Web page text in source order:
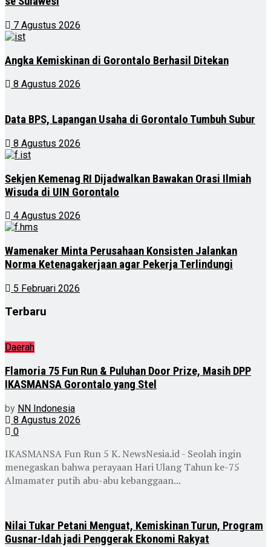
7 Agustus 2026
Angka Kemiskinan di Gorontalo Berhasil Ditekan
8 Agustus 2026
Data BPS, Lapangan Usaha di Gorontalo Tumbuh Subur
8 Agustus 2026
Sekjen Kemenag RI Dijadwalkan Bawakan Orasi Ilmiah
Wisuda di UIN Gorontalo
4 Agustus 2026
Wamenaker Minta Perusahaan Konsisten Jalankan
Norma Ketenagakerjaan agar Pekerja Terlindungi
5 Februari 2026
Terbaru
Daerah
Flamoria 75 Fun Run & Puluhan Door Prize, Masih DPP
IKASMANSA Gorontalo yang Stel
by NN Indonesia
8 Agustus 2026
0
IKASMANSA Fun Run 5 K. NewsNesia.id - Seolah ingin
menegaskan bahwa perayaan Hari Ulang Tahun ke-75
Almamater putih abu-abu kebanggaan...
Nilai Tukar Petani Menguat, Kemiskinan Turun, Program
Gusnar-Idah jadi Penggerak Ekonomi Rakyat